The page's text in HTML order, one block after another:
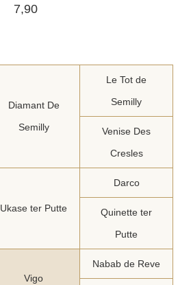
7,90
Diamant De
Semilly
Le Tot de
Semilly
Venise Des
Cresles
Ukase ter Putte
Darco
Quinette ter
Putte
Vigo
Nabab de Reve